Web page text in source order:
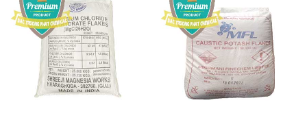
Magie Clorua – MGCL2 Dạng
Vảy Shreeji Magnesia Works
Ấn Độ India
KOH ( 90%) – Potassium
Hydroxide Ấn Độ India